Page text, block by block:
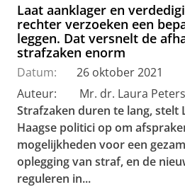
Laat aanklager en
rechter verzoeken een
leggen. Dat versnelt de
strafzaken enorm
Datum:
26 oktober 2021
Auteur: Mr. dr. Laura Peters
Strafzaken duren te lang, stelt
Haagse politici op om
mogelijkheden voor een
oplegging van straf, en de
reguleren in...